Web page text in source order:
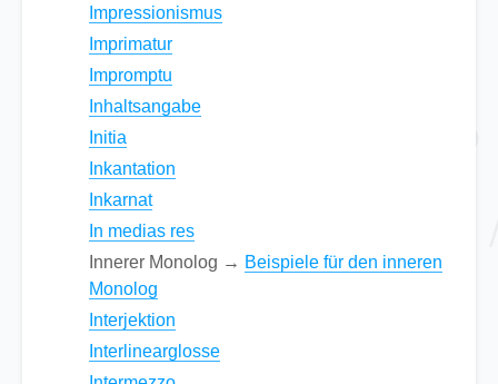
Impressionismus
Imprimatur
Impromptu
Inhaltsangabe
Initia
Inkantation
Inkarnat
In medias res
Innerer Monolog → Beispiele für den inneren
Monolog
Interjektion
Interlinearglosse